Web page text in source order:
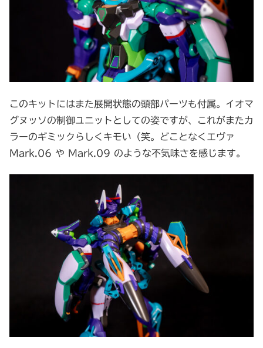
このキットにはまた展開状態の頭部パーツも付属。イオマ
グヌッソの制御ユニットとしての姿ですが、これがまたカ
ラーのギミックらしくキモい（笑。どことなくエヴァ
Mark.06 や Mark.09 のような不気味さを感じます。